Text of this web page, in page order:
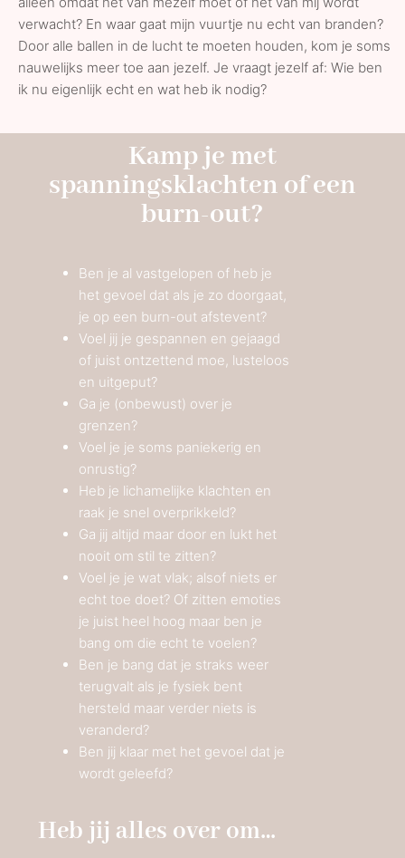
verwacht? En waar gaat mijn vuurtje nu echt van branden?
Door alle ballen in de lucht te moeten houden, kom je soms
nauwelijks meer toe aan jezelf. Je vraagt jezelf af: Wie ben
ik nu eigenlijk echt en wat heb ik nodig?
Kamp je met
spanningsklachten of een
burn-out?
Ben je al vastgelopen of heb je
het gevoel dat als je zo doorgaat,
je op een burn-out afstevent?
Voel jij je gespannen en gejaagd
of juist ontzettend moe, lusteloos
en uitgeput?
Ga je (onbewust) over je
grenzen?
Voel je je soms paniekerig en
onrustig?
Heb je lichamelijke klachten en
raak je snel overprikkeld?
Ga jij altijd maar door en lukt het
nooit om stil te zitten?
Voel je je wat vlak; alsof niets er
echt toe doet? Of zitten emoties
je juist heel hoog maar ben je
bang om die echt te voelen?
Ben je bang dat je straks weer
terugvalt als je fysiek bent
hersteld maar verder niets is
veranderd?
Ben jij klaar met het gevoel dat je
wordt geleefd?
Heb jij alles over om…